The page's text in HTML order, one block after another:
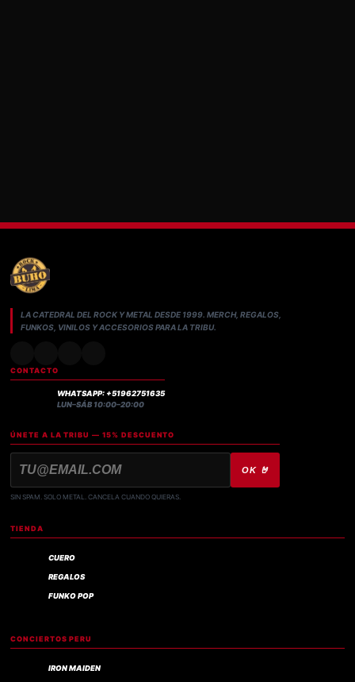
LA CATEDRAL DEL ROCK Y METAL DESDE 1999. MERCH, REGALOS,
FUNKOS, VINILOS Y ACCESORIOS PARA LA TRIBU.
CONTACTO
WHATSAPP: +51962751635
LUN–SÁB 10:00–20:00
ÚNETE A LA TRIBU — 15% DESCUENTO
OK 🤘
SIN SPAM. SOLO METAL. CANCELA CUANDO QUIERAS.
TIENDA
CUERO
REGALOS
FUNKO POP
CONCIERTOS PERU
IRON MAIDEN